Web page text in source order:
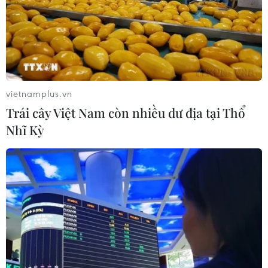
26/08/2014 14:23
Ukraine ngày 26/8 cho rằng một nhóm quân nhân Nga
đã vượt qua biên giới sang lãnh thổ Ukraine để thực
hiện "nhiệm vụ đặc biệt,"
vietnamplus.vn
Trái cây Việt Nam còn nhiều dư địa tại Thổ
Nhĩ Kỳ